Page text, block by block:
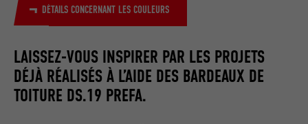
DÉTAILS CONCERNANT LES COULEURS
LAISSEZ-VOUS INSPIRER PAR LES PROJETS
DÉJÀ RÉALISÉS À L’AIDE DES BARDEAUX DE
TOITURE DS.19 PREFA.